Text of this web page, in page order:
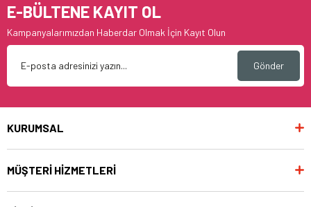
E-BÜLTENE KAYIT OL
Kampanyalarımızdan Haberdar Olmak İçin Kayıt Olun
Gönder
KURUMSAL
MÜŞTERİ HİZMETLERİ